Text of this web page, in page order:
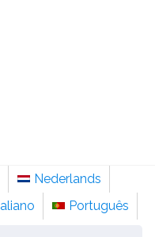
Nederlands
Português